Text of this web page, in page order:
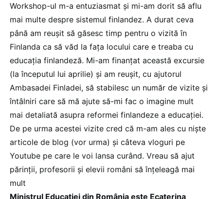
Workshop-ul m-a entuziasmat și mi-am dorit să aflu
mai multe despre sistemul finlandez. A durat ceva
până am reușit să găsesc timp pentru o vizită în
Finlanda ca să văd la fața locului care e treaba cu
educația finlandeză. Mi-am finanțat această excursie
(la începutul lui aprilie) și am reușit, cu ajutorul
Ambasadei Finladei, să stabilesc un număr de vizite și
întâlniri care să mă ajute să-mi fac o imagine mult
mai detaliată asupra reformei finlandeze a educației.
De pe urma acestei vizite cred că m-am ales cu niște
articole de blog (vor urma) și câteva vloguri pe
Youtube pe care le voi lansa curând. Vreau să ajut
părinții, profesorii și elevii români să înțeleagă mai
mult
Ministrul Educației din România este Ecaterina